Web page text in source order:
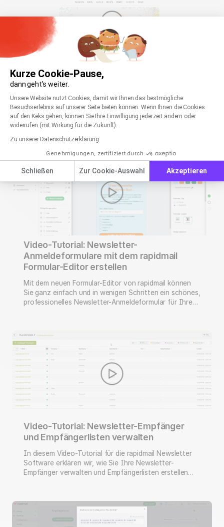
Kurze Cookie-Pause,
dann geht's weiter.
Einwilligungsmanagementplattform: Passen
Unsere Website nutzt Cookies, damit wir Ihnen das bestmögliche
Besuchserlebnis auf unserer Seite bieten können. Wenn Ihnen die Cookies
auf den Keks gehen, können Sie Ihre Einwilligung jederzeit ändern oder
widerrufen (mit Wirkung für die Zukunft).
Zu unserer Datenschutzerklärung
Genehmigungen, zertifiziert durch
Schließen Zur Cookie-Auswahl Akzeptieren
Axeptio consent
Video-Tutorial: Marketing Automation mit
rapidmail – Geburtstagsgrüße
In diesem Video-Tutorial für die rapidmail Newsletter
Software erklären wir, wie Sie mittels
Geburtstagsmailings Ihren Kunden automatisch
personalisierte Geburtstagsgrüße senden können.
Mittels Geburtstagsmailings können Sie Ihren
Empfängern einen persönlichen Geburtstagsgruß
senden. Personalisieren Sie die E-Mail, indem Sie über
Anredeformeln den Adressaten mit dem Namen
ansprechen. Durch individuelle Geburtstags-E-Mails an
Ihre Kunden können Sie nicht nur …
Video-Tutorial: Newsletter-
Anmeldeformulare mit dem rapidmail
Formular-Editor erstellen
Mit dem neuen Formular-Editor von rapidmail können
Sie ganz einfach und in wenigen Schritten ein schönes,
professionelles Newsletter-Anmeldeformular für Ihre
unserem Video Tutorial erklären wir, wie Sie die
Anmeldeformulare für Ihre Website mit rapidmail
erstellen und …
Video-Tutorial: Newsletter-Empfänger
und Empfängerlisten verwalten
In diesem Video-Tutorial für die rapidmail Newsletter
Software erklären wir, wie Sie Ihre Newsletter-
Empfänger verwalten und Empfängerlisten erstellen
segmentieren Sie Ihre Empfänger anhand von
Bedingungen für ein noch besseres Targeting.